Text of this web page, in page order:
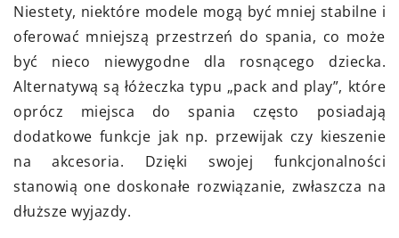
Niestety, niektóre modele mogą być mniej stabilne i
oferować mniejszą przestrzeń do spania, co może
być nieco niewygodne dla rosnącego dziecka.
Alternatywą są łóżeczka typu „pack and play”, które
oprócz miejsca do spania często posiadają
dodatkowe funkcje jak np. przewijak czy kieszenie
na akcesoria. Dzięki swojej funkcjonalności
stanowią one doskonałe rozwiązanie, zwłaszcza na
dłuższe wyjazdy.